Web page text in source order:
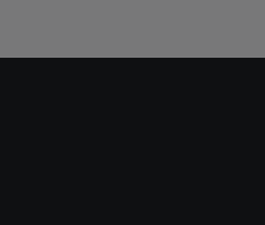
informations sur la